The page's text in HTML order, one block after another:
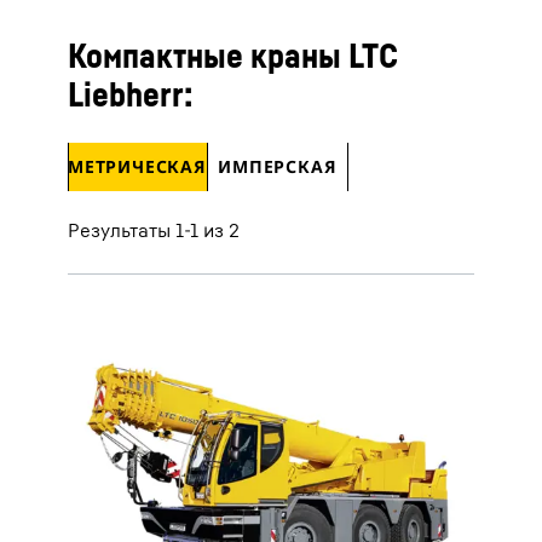
Компактные краны LTC
Liebherr:
Результаты 1-1 из 2
МЕТРИЧЕСКАЯ ИМПЕРСКАЯ